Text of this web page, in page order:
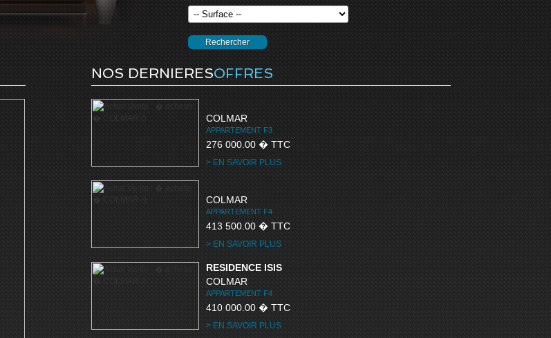
Rechercher
NOS DERNIERESOFFRES
COLMAR
APPARTEMENT F3
276 000.00 � TTC
> EN SAVOIR PLUS
COLMAR
APPARTEMENT F4
413 500.00 � TTC
> EN SAVOIR PLUS
RESIDENCE ISIS
COLMAR
APPARTEMENT F4
410 000.00 � TTC
> EN SAVOIR PLUS